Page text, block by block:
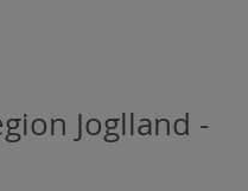
Joglland -